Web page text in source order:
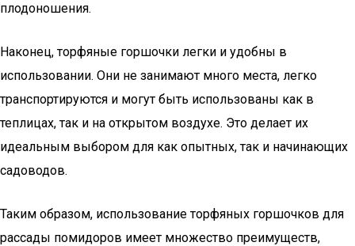
плодоношения.
Наконец, торфяные горшочки легки и удобны в
использовании. Они не занимают много места, легко
транспортируются и могут быть использованы как в
теплицах, так и на открытом воздухе. Это делает их
идеальным выбором для как опытных, так и начинающих
садоводов.
Таким образом, использование торфяных горшочков для
рассады помидоров имеет множество преимуществ,